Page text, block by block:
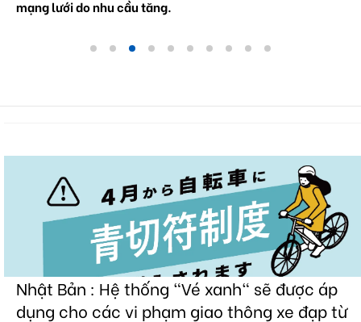
Nhật Bản : Hệ thống "Vé xanh" sẽ được áp
dụng cho các vi phạm giao thông xe đạp từ